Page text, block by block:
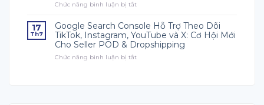
Cho
Mùa
Bán
Hàng
Chức năng bình luận bị tắt
Fable
5
Là
Gì?
17
Th7
Google Search Console Hỗ Trợ Theo Dõi
TikTok, Instagram, YouTube và X: Cơ Hội Mới
Cho Seller POD & Dropshipping
Chức năng bình luận bị tắt